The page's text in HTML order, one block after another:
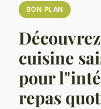
BON PLAN
cuisine
pour
repas